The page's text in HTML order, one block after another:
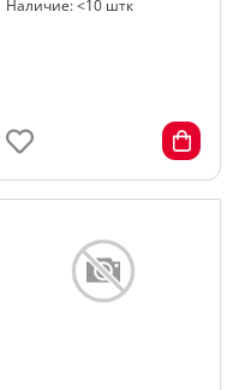
Наличие: <10 штк